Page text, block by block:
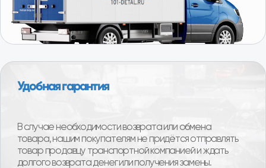
Получить консультацию